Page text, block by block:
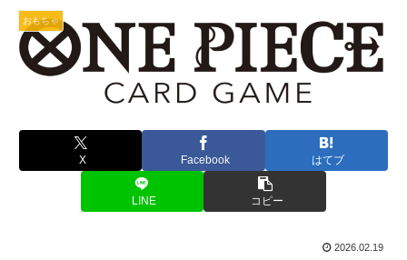
おもちゃ
X Facebook はてブ
LINE コピー
2026.02.19